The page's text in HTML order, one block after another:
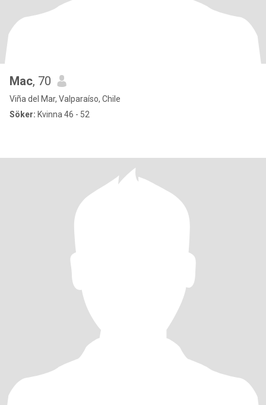
Mac, 70
Viña del Mar, Valparaíso, Chile
Söker: Kvinna 46 - 52